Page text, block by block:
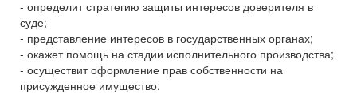
- определит стратегию защиты интересов доверителя в
суде;
- представление интересов в государственных органах;
- окажет помощь на стадии исполнительного производства;
- осуществит оформление прав собственности на
присужденное имущество.